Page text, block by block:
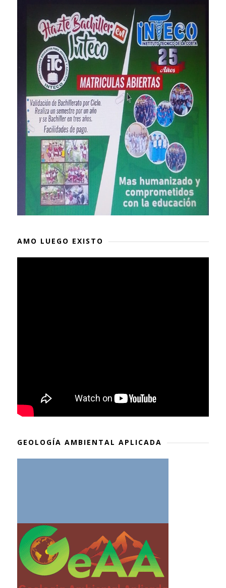
AMO LUEGO EXISTO
GEOLOGÍA AMBIENTAL APLICADA